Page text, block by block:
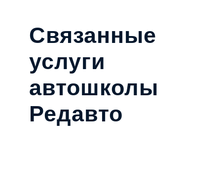
Связанные
услуги
автошколы
Редавто